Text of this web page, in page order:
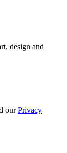
design and
ourPrivacy